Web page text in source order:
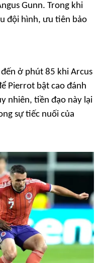
Gunn. Trong khi
đội hình, ưu tiên bảo
ở phút 85 khi Arcus
Pierrot bật cao đánh
nhiên, tiền đạo này lại
sự tiếc nuối của